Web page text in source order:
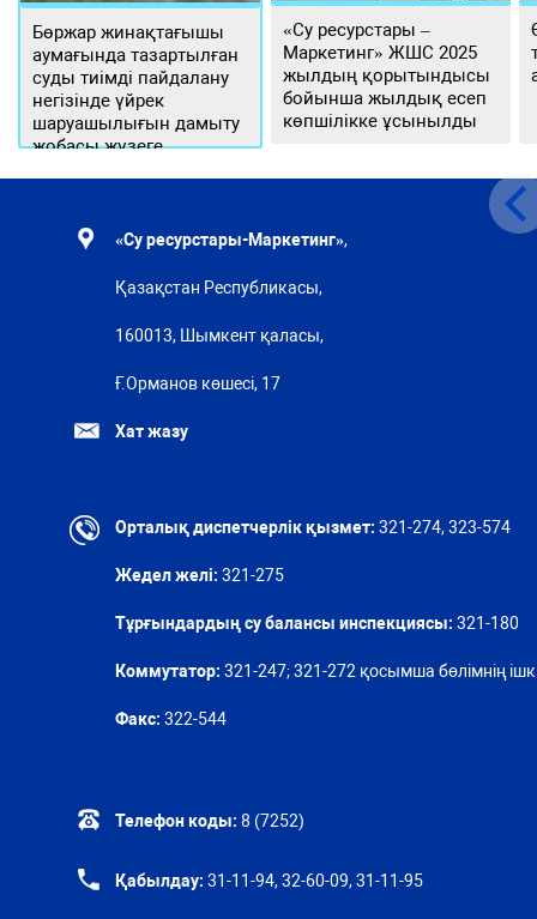
Бөржар жинақтағышы
аумағында тазартылған
суды тиімді пайдалану
негізінде үйрек
шаруашылығын дамыту
жобасы жүзеге
«Су ресурстары –
Маркетинг» ЖШС 2025
жылдың қорытындысы
бойынша жылдық есеп
көпшілікке ұсынылды
«Су ресурстары-Маркетинг»,
Қазақстан Республикасы,
160013, Шымкент қаласы,
Ғ.Орманов көшесі, 17
Хат жазу
Орталық диспетчерлік қызмет: 321-274, 323-574
Жедел желі: 321-275
Тұрғындардың су балансы инспекциясы: 321-180
Коммутатор: 321-247; 321-272 қосымша бөлімнің ішкі
Факс: 322-544
Телефон коды: 8 (7252)
Қабылдау: 31-11-94, 32-60-09, 31-11-95